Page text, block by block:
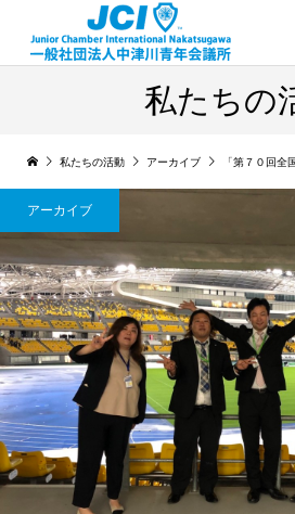
私たちの
私たちの活動 アーカイブ 「第７０回全
アーカイブ